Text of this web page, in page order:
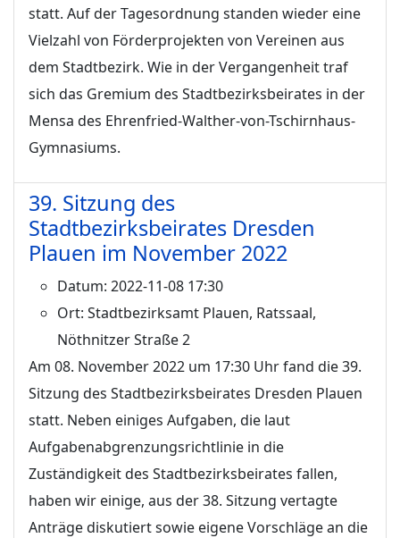
statt. Auf der Tagesordnung standen wieder eine
Vielzahl von Förderprojekten von Vereinen aus
dem Stadtbezirk. Wie in der Vergangenheit traf
sich das Gremium des Stadtbezirksbeirates in der
Mensa des Ehrenfried-Walther-von-Tschirnhaus-
Gymnasiums.
39. Sitzung des
Stadtbezirksbeirates Dresden
Plauen im November 2022
Datum: 2022-11-08 17:30
Ort: Stadtbezirksamt Plauen, Ratssaal,
Nöthnitzer Straße 2
Am 08. November 2022 um 17:30 Uhr fand die 39.
Sitzung des Stadtbezirksbeirates Dresden Plauen
statt. Neben einiges Aufgaben, die laut
Aufgabenabgrenzungsrichtlinie in die
Zuständigkeit des Stadtbezirksbeirates fallen,
haben wir einige, aus der 38. Sitzung vertagte
Anträge diskutiert sowie eigene Vorschläge an die